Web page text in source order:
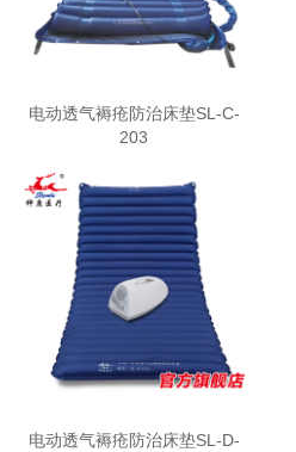
电动透气褥疮防治床垫SL-C-
203
电动透气褥疮防治床垫SL-D-